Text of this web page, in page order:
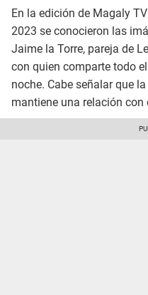
En la edición de Magaly
2023 se conocieron las
Jaime la Torre, pareja de
con quien comparte todo
noche. Cabe señalar que
mantiene una relación con